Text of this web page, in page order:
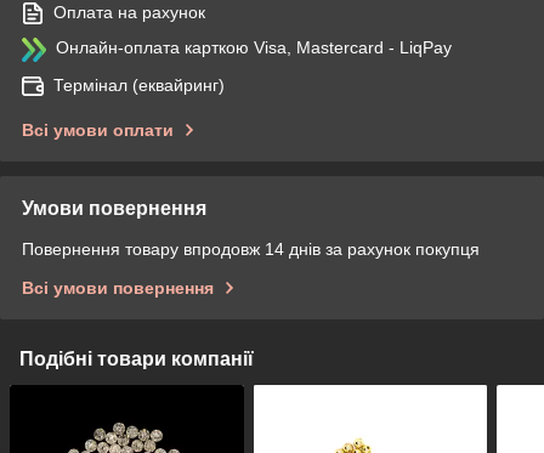
Оплата на рахунок
Онлайн-оплата карткою Visa, Mastercard - LiqPay
Термінал (еквайринг)
Всі умови оплати
Умови повернення
Повернення товару впродовж 14 днів за рахунок покупця
Всі умови повернення
Подібні товари компанії